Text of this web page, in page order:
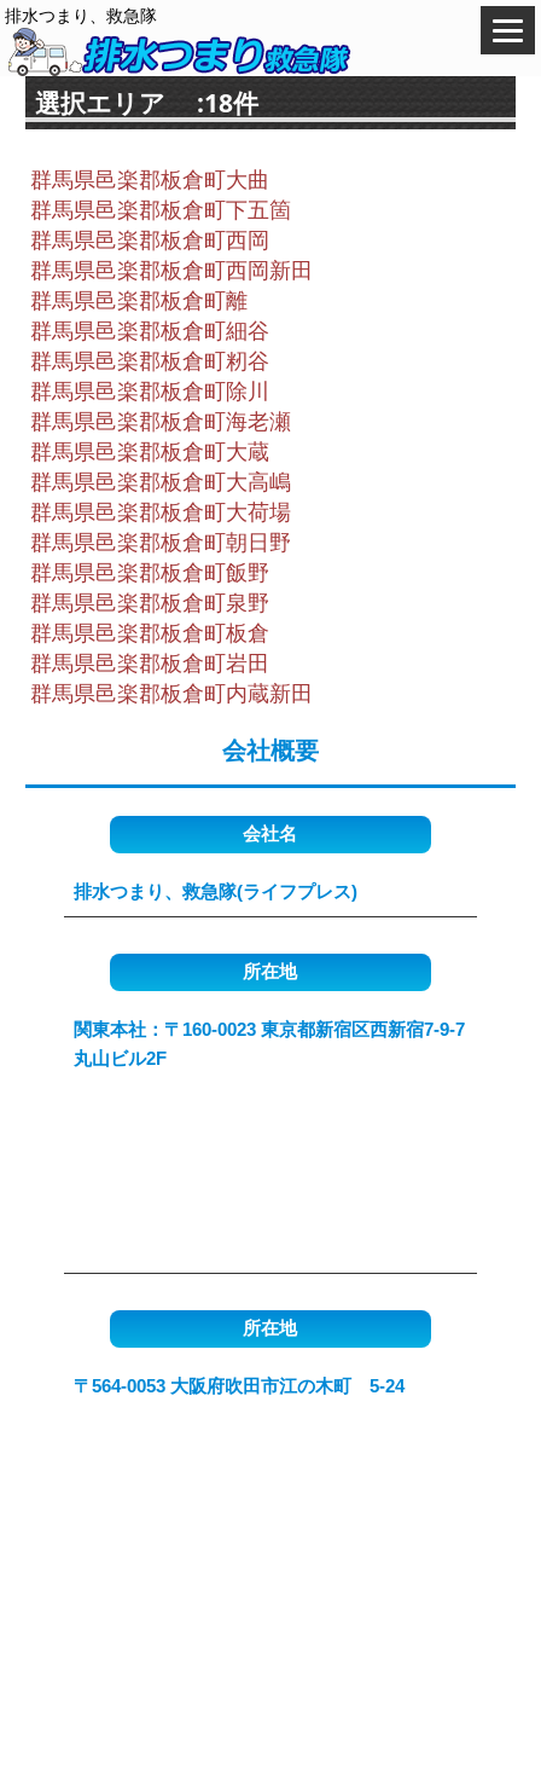
排水つまり、救急隊
選択エリア :18件
群馬県邑楽郡板倉町大曲
群馬県邑楽郡板倉町下五箇
群馬県邑楽郡板倉町西岡
群馬県邑楽郡板倉町西岡新田
群馬県邑楽郡板倉町離
群馬県邑楽郡板倉町細谷
群馬県邑楽郡板倉町籾谷
群馬県邑楽郡板倉町除川
群馬県邑楽郡板倉町海老瀬
群馬県邑楽郡板倉町大蔵
群馬県邑楽郡板倉町大高嶋
群馬県邑楽郡板倉町大荷場
群馬県邑楽郡板倉町朝日野
群馬県邑楽郡板倉町飯野
群馬県邑楽郡板倉町泉野
群馬県邑楽郡板倉町板倉
群馬県邑楽郡板倉町岩田
群馬県邑楽郡板倉町内蔵新田
会社概要
会社名
排水つまり、救急隊(ライフプレス)
所在地
関東本社：〒160-0023 東京都新宿区西新宿7-9-7
丸山ビル2F
所在地
〒564-0053 大阪府吹田市江の木町 5-24